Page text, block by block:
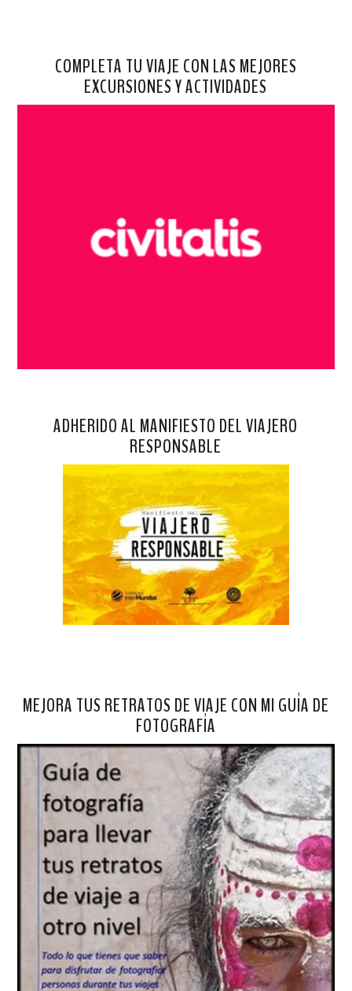
COMPLETA TU VIAJE CON LAS MEJORES
EXCURSIONES Y ACTIVIDADES
ADHERIDO AL MANIFIESTO DEL VIAJERO
RESPONSABLE
MEJORA TUS RETRATOS DE VIAJE CON MI GUÍA DE
FOTOGRAFÍA